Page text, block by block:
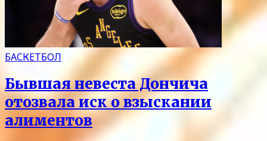
БАСКЕТБОЛ
Бывшая невеста Дончича
отозвала иск о взыскании
алиментов